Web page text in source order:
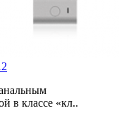
в классе «кл..